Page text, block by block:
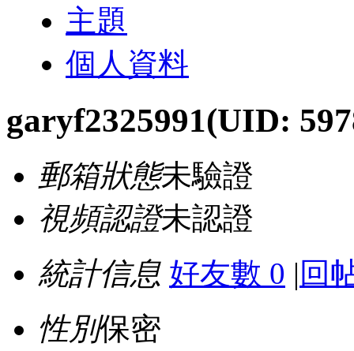
主題
個人資料
garyf2325991(UID:
郵箱狀態未驗證
視頻認證未認證
統計信息 好友數 0 | 回
性別保密